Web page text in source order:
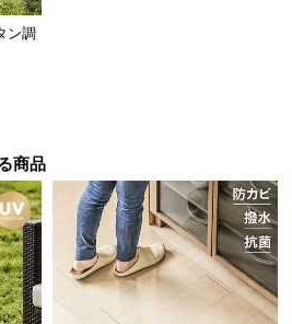
いを表現
た材の編み込みにより、フェ
間を演出します。
ン調
商品